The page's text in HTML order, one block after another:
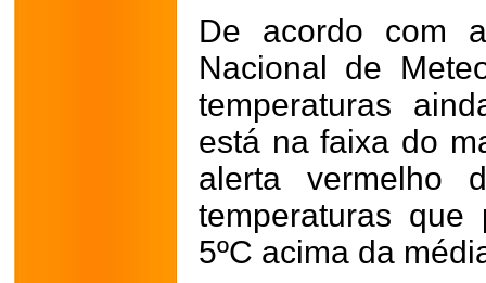
De acordo com
Nacional de
temperaturas
está na faixa do
alerta vermelho
temperaturas
5ºC acima da